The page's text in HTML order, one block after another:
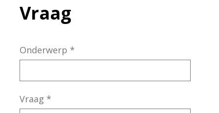
Vraag
Onderwerp *
Vraag *